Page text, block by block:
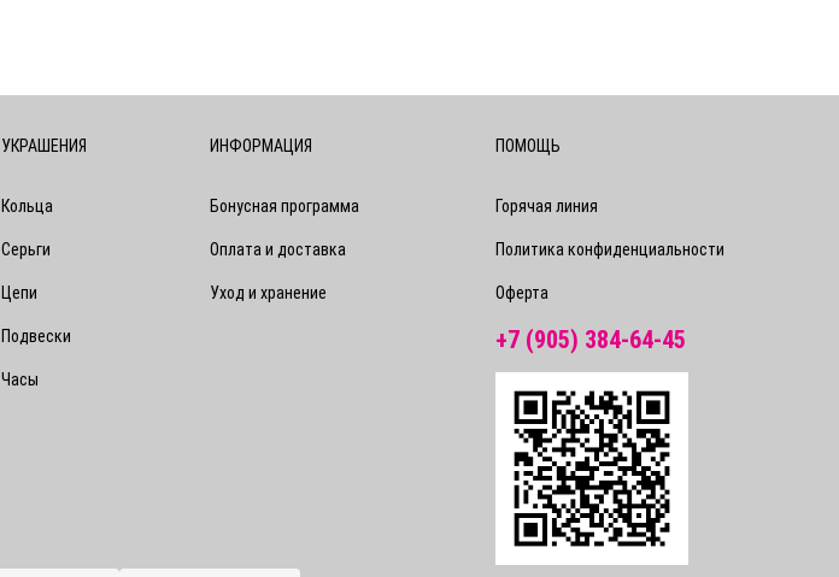
УКРАШЕНИЯ
Кольца
Серьги
Цепи
Подвески
Часы
ИНФОРМАЦИЯ
Бонусная программа
Оплата и доставка
Уход и хранение
ПОМОЩЬ
Горячая линия
Политика конфиденциальности
Оферта
+7 (905) 384-64-45